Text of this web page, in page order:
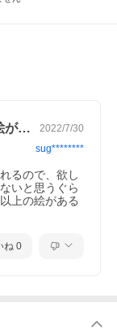
ちわ、浴衣など
す。
竹久夢二が好きで、１００枚も違う絵が見… 2022/7/30
sug********
るので、欲し
いと思うぐら
上の絵がある
ね 0